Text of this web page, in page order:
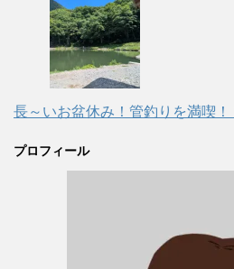
長～いお盆休み！管釣りを満喫！
プロフィール